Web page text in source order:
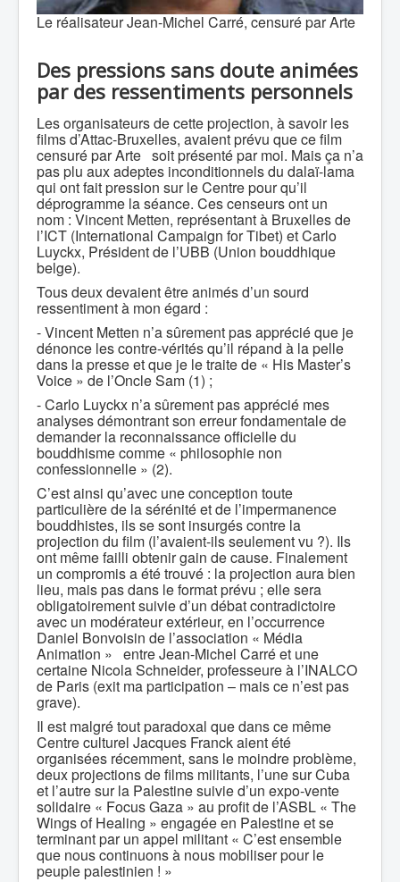
Le réalisateur Jean-Michel Carré, censuré par Arte
Des pressions sans doute animées
par des ressentiments personnels
Les organisateurs de cette projection, à savoir les
films d’Attac-Bruxelles, avaient prévu que ce film
censuré par Arte soit présenté par moi. Mais ça n’a
pas plu aux adeptes inconditionnels du dalaï-lama
qui ont fait pression sur le Centre pour qu’il
déprogramme la séance. Ces censeurs ont un
nom : Vincent Metten, représentant à Bruxelles de
l’ICT (International Campaign for Tibet) et Carlo
Luyckx, Président de l’UBB (Union bouddhique
belge).
Tous deux devaient être animés d’un sourd
ressentiment à mon égard :
- Vincent Metten n’a sûrement pas apprécié que je
dénonce les contre-vérités qu’il répand à la pelle
dans la presse et que je le traite de « His Master’s
Voice » de l’Oncle Sam (1) ;
- Carlo Luyckx n’a sûrement pas apprécié mes
analyses démontrant son erreur fondamentale de
demander la reconnaissance officielle du
bouddhisme comme « philosophie non
confessionnelle » (2).
C’est ainsi qu’avec une conception toute
particulière de la sérénité et de l’impermanence
bouddhistes, ils se sont insurgés contre la
projection du film (l’avaient-ils seulement vu ?). Ils
ont même failli obtenir gain de cause. Finalement
un compromis a été trouvé : la projection aura bien
lieu, mais pas dans le format prévu ; elle sera
obligatoirement suivie d’un débat contradictoire
avec un modérateur extérieur, en l’occurrence
Daniel Bonvoisin de l’association « Média
Animation » entre Jean-Michel Carré et une
certaine Nicola Schneider, professeure à l’INALCO
de Paris (exit ma participation – mais ce n’est pas
grave).
Il est malgré tout paradoxal que dans ce même
Centre culturel Jacques Franck aient été
organisées récemment, sans le moindre problème,
deux projections de films militants, l’une sur Cuba
et l’autre sur la Palestine suivie d’un expo-vente
solidaire « Focus Gaza » au profit de l’ASBL « The
Wings of Healing » engagée en Palestine et se
terminant par un appel militant « C’est ensemble
que nous continuons à nous mobiliser pour le
peuple palestinien ! »